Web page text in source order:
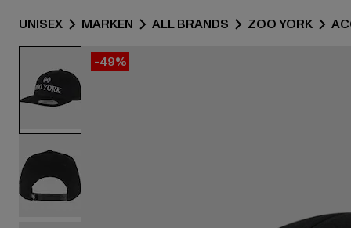
UNISEX MARKEN ALL BRANDS ZOO YORK
-49%